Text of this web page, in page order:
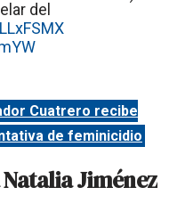
del
Cuatrero recibe
de feminicidio
Jiménez